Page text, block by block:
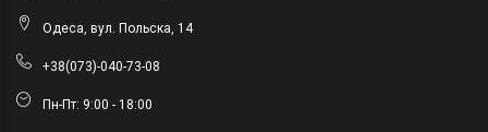
Одеса, вул. Польска, 14
+38(073)-040-73-08
Пн-Пт: 9:00 - 18:00